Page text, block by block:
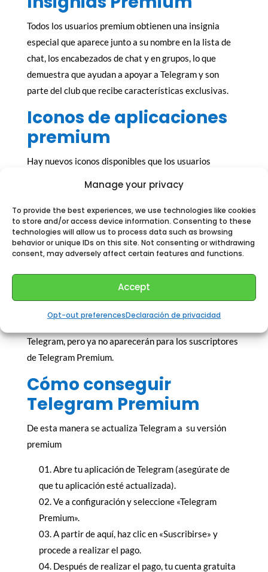
Manage your privacy
To provide the best experiences, we use technologies like cookies
to store and/or access device information. Consenting to these
technologies will allow us to process data such as browsing
behavior or unique IDs on this site. Not consenting or withdrawing
consent, may adversely affect certain features and functions.
Accept
Opt-out preferencesDeclaración de privacidad
Todos los usuarios premium obtienen una insignia
especial que aparece junto a su nombre en la lista de
chat, los encabezados de chat y en grupos, lo que
demuestra que ayudan a apoyar a Telegram y son
parte del club que recibe características exclusivas.
Iconos de aplicaciones
premium
Hay nuevos iconos disponibles que los usuarios
que coincida mejor con su personalidad o fondo de
pantalla. Elije entre una estrella premium, un cielo
nocturno o un turboavión.
Sin anuncios
En algunos países, los mensajes patrocinados o
anuncios se muestran en canales públicos. Estos
Telegram, pero ya no aparecerán para los suscriptores
de Telegram Premium.
Cómo conseguir
Telegram Premium
De esta manera se actualiza Telegram a su versión
premium
Abre tu aplicación de Telegram (asegúrate de
que tu aplicación esté actualizada).
Ve a configuración y seleccione «Telegram
Premium».
A partir de aquí, haz clic en «Suscribirse» y
procede a realizar el pago.
Después de realizar el pago, tu cuenta gratuita